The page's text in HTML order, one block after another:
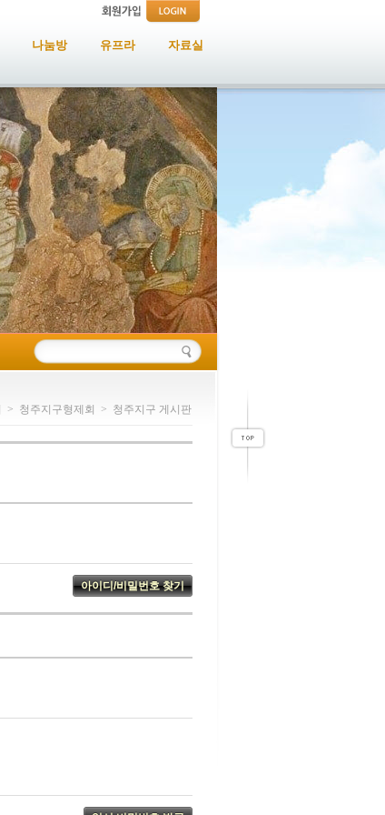
나눔방 유프라 자료실
> 청주지구형제회 > 청주지구 게시판